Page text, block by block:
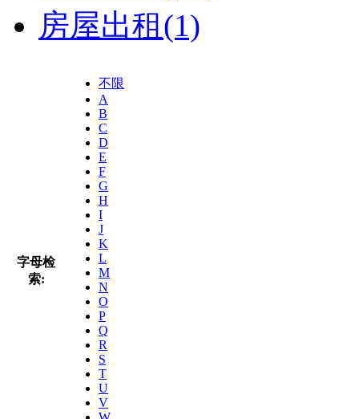
房屋出租(1)
字母检
索:
不限
A
B
C
D
E
F
G
H
I
J
K
L
M
N
O
P
Q
R
S
T
U
V